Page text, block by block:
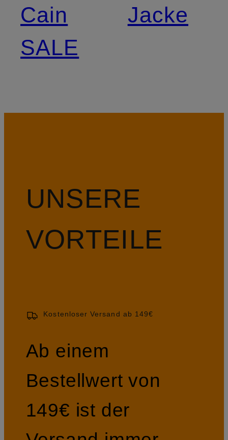
Cain
SALE
Jacke
UNSERE
VORTEILE
Kostenloser Versand ab 149€
Ab einem
Bestellwert von
149€ ist der